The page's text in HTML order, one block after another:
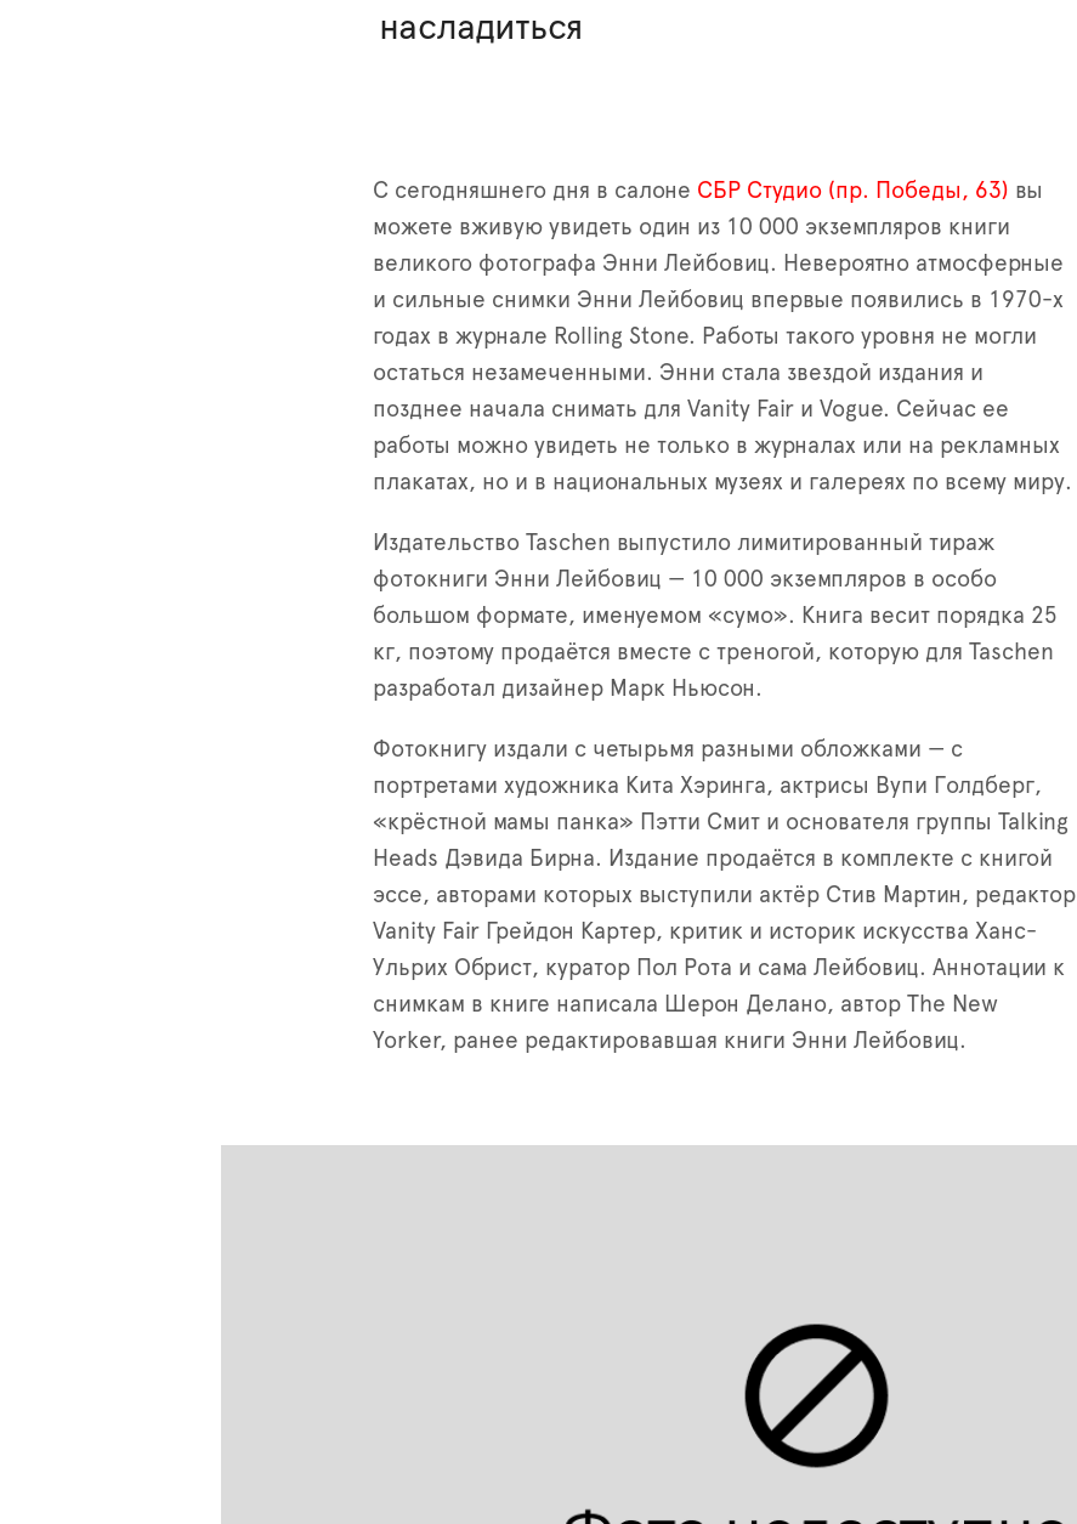
насладиться
С сегодняшнего дня в салоне СБР Студио (пр. Победы, 63) вы
можете вживую увидеть один из 10 000 экземпляров книги
великого фотографа Энни Лейбовиц. Невероятно атмосферные
и сильные снимки Энни Лейбовиц впервые появились в 1970-x
годах в журнале Rolling Stone. Работы такого уровня не могли
остаться незамеченными. Энни стала звездой издания и
позднее начала снимать для Vanity Fair и Vogue. Сейчас ее
работы можно увидеть не только в журналах или на рекламных
плакатах, но и в национальных музеях и галереях по всему миру.
Издательство Taschen выпустило лимитированный тираж
фотокниги Энни Лейбовиц — 10 000 экземпляров в особо
большом формате, именуемом «сумо». Книга весит порядка 25
кг, поэтому продаётся вместе с треногой, которую для Taschen
разработал дизайнер Марк Ньюсон.
Фотокнигу издали с четырьмя разными обложками — с
портретами художника Кита Хэринга, актрисы Вупи Голдберг,
«крёстной мамы панка» Пэтти Смит и основателя группы Talking
Heads Дэвида Бирна. Издание продаётся в комплекте с книгой
эссе, авторами которых выступили актёр Стив Мартин, редактор
Vanity Fair Грейдон Картер, критик и историк искусства Ханс-
Ульрих Обрист, куратор Пол Рота и сама Лейбовиц. Аннотации к
снимкам в книге написала Шерон Делано, автор The New
Yorker, ранее редактировавшая книги Энни Лейбовиц.